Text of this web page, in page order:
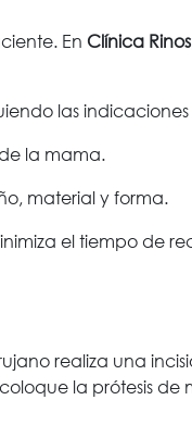
En Clínica Rinos
las
la mama.
material y forma.
el tiempo de
realiza una
la prótesis de